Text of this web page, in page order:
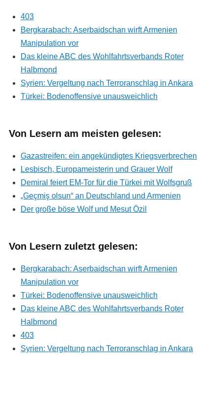
403
Bergkarabach: Aserbaidschan wirft Armenien
Manipulation vor
Das kleine ABC des Wohlfahrtsverbands Roter
Halbmond
Syrien: Vergeltung nach Terroranschlag in Ankara
Türkei: Bodenoffensive unausweichlich
Von Lesern am meisten gelesen:
Gazastreifen: ein angekündigtes Kriegsverbrechen
Lesbisch, Europameisterin und Grauer Wolf
Demiral feiert EM-Tor für die Türkei mit Wolfsgruß
„Geçmiş olsun“ an Deutschland und Armenien
Der große böse Wolf und Mesut Özil
Von Lesern zuletzt gelesen:
Bergkarabach: Aserbaidschan wirft Armenien
Manipulation vor
Türkei: Bodenoffensive unausweichlich
Das kleine ABC des Wohlfahrtsverbands Roter
Halbmond
403
Syrien: Vergeltung nach Terroranschlag in Ankara